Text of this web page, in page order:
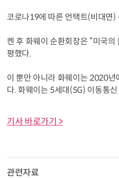
코로나19에 따른 언택트(비대면)
켄 후 화웨이 순환회장은 “미국
평했다.
이 뿐만 아니라 화웨이는 2020년
다. 화웨이는 5세대(5G) 이동통
기사 바로가기 >
관련자료